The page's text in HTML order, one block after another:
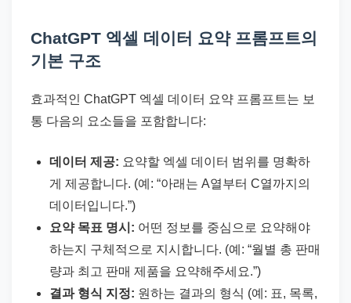
ChatGPT 엑셀 데이터 요약 프롬프트의
기본 구조
효과적인 ChatGPT 엑셀 데이터 요약 프롬프트는 보
통 다음의 요소들을 포함합니다:
데이터 제공: 요약할 엑셀 데이터 범위를 명확하
게 제공합니다. (예: “아래는 A열부터 C열까지의
데이터입니다.”)
요약 목표 명시: 어떤 정보를 중심으로 요약해야
하는지 구체적으로 지시합니다. (예: “월별 총 판매
량과 최고 판매 제품을 요약해주세요.”)
결과 형식 지정: 원하는 결과의 형식 (예: 표, 목록,